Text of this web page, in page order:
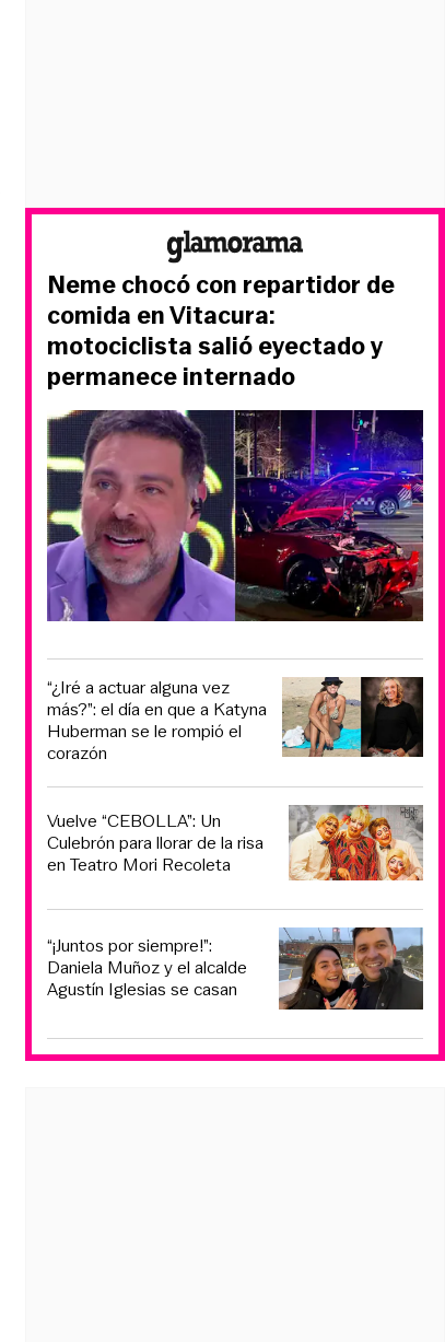
Neme chocó con repartidor de
comida en Vitacura:
motociclista salió eyectado y
permanece internado
“¿Iré a actuar alguna vez
más?”: el día en que a Katyna
Huberman se le rompió el
corazón
Vuelve “CEBOLLA”: Un
Culebrón para llorar de la risa
en Teatro Mori Recoleta
“¡Juntos por siempre!”:
Daniela Muñoz y el alcalde
Agustín Iglesias se casan